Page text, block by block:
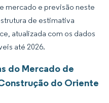
mercado e previsão neste
de estimativa
atualizada com os dados
até 2026.
do Mercado de
do Oriente